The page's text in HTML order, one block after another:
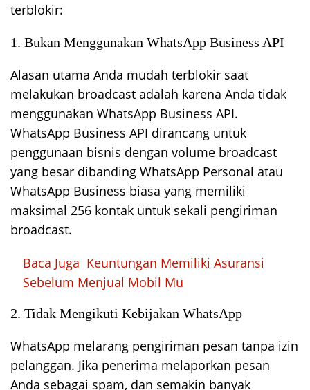
terblokir:
1. Bukan Menggunakan WhatsApp Business API
Alasan utama Anda mudah terblokir saat
melakukan broadcast adalah karena Anda tidak
menggunakan WhatsApp Business API.
WhatsApp Business API dirancang untuk
penggunaan bisnis dengan volume broadcast
yang besar dibanding WhatsApp Personal atau
WhatsApp Business biasa yang memiliki
maksimal 256 kontak untuk sekali pengiriman
broadcast.
Baca Juga Keuntungan Memiliki Asuransi
Sebelum Menjual Mobil Mu
2. Tidak Mengikuti Kebijakan WhatsApp
WhatsApp melarang pengiriman pesan tanpa izin
pelanggan. Jika penerima melaporkan pesan
Anda sebagai spam, dan semakin banyak